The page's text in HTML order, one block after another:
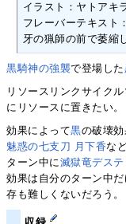
イラスト：ヤトアキ
フレーバーテキスト：
牙の猟師の前で萎縮
黒騎神の強襲で登場した
リソースリンクサイク
にリソースに置きたい。
効果によって黒の破壊効
魅惑の七支刀 月下香な
ターン中に滅獄竜デス
効果は自分のターン中
存も難しくないだろう。